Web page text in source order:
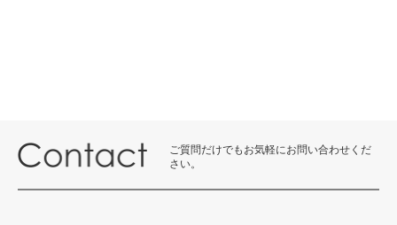
ご質問だけでもお気軽にお問い合わせくだ
さい。